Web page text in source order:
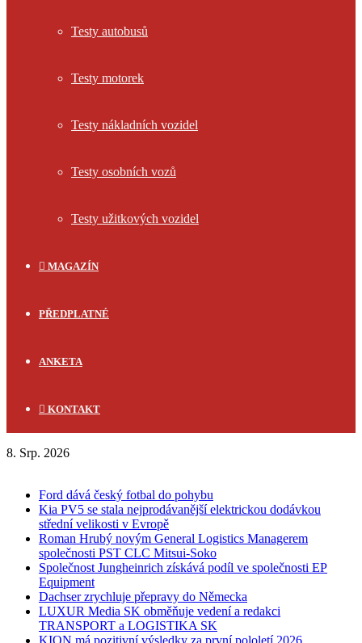
Testy autobusů
Testy motorek
Testy nákladních vozidel
Testy osobních vozů
Testy užitkových vozidel
MAGAZÍN
PŘEDPLATNÉ
ANKETA
KONTAKT
8. Srp. 2026
Ford dává český fotbal do pohybu
Kia PV5 se stala nejprodávanější elektrickou dodávkou
střední velikosti v Evropě
Roman Hrubý novým General Logistics Managerem
společnosti PST CLC Mitsui-Soko
Společnost Jungheinrich získává podíl ve společnosti EP
Equipment
Dachser zrychluje přepravy do Německa
LUXUR Media SK obměňuje vedení a redakci
TRANSPORT a LOGISTIKA SK